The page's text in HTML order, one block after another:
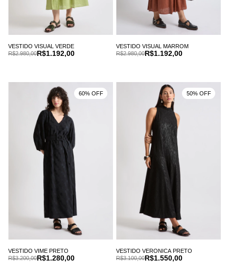
VESTIDO VISUAL VERDE
R$1.192,00
R$2.980,00
VESTIDO VISUAL MARROM
R$1.192,00
R$2.980,00
VESTIDO VIME PRETO
R$1.280,00
R$3.200,00
60% OFF
VESTIDO VERONICA PRETO
R$1.550,00
R$3.100,00
50% OFF